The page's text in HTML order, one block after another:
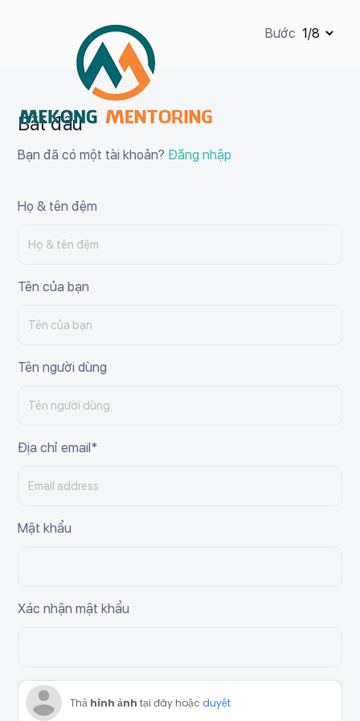
Bước
Bắt đầu
Bạn đã có một tài khoản? Đăng nhập
Họ & tên đệm
Tên của bạn
Tên người dùng
Địa chỉ email*
Mật khẩu
Xác nhận mật khẩu
Thả hình ảnh tại đây hoặc duyệt